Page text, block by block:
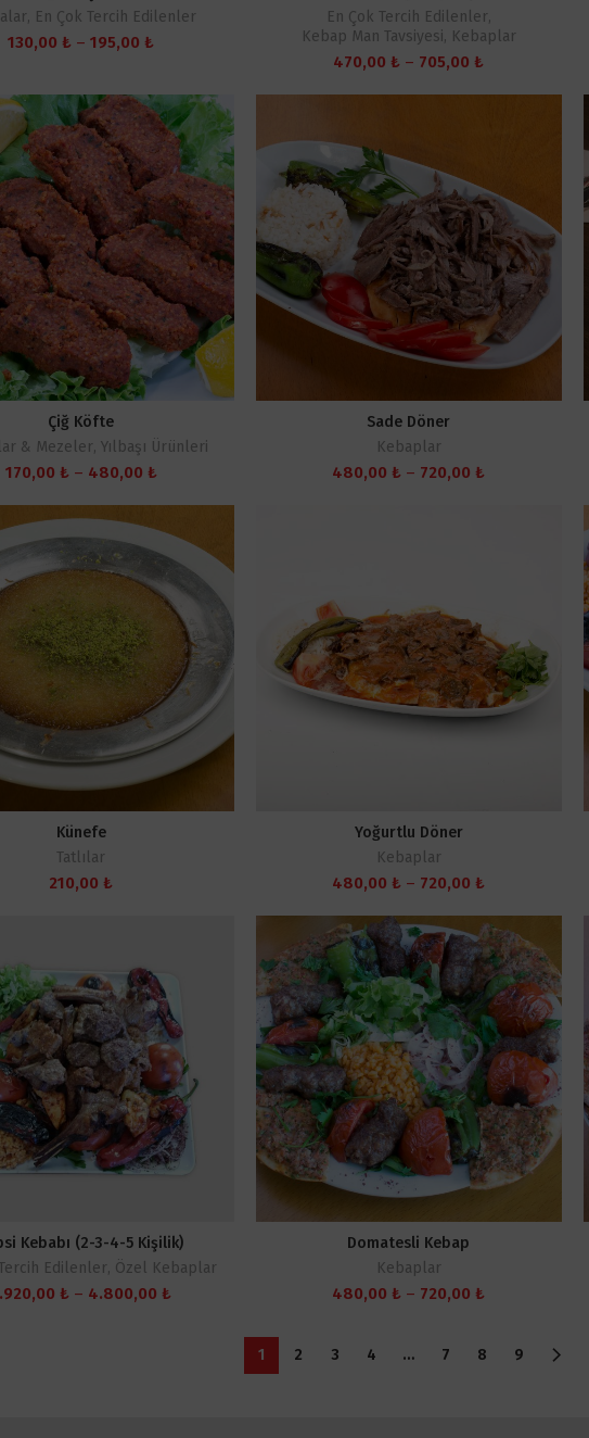
, En Çok Tercih Edilenler
130,00 ₺ –195,00 ₺Fiyat
-
195,00 ₺
En Çok Tercih Edilenler,
Kebap Man Tavsiyesi, Kebaplar
470,00 ₺ – 705,00 ₺Fiyat
Çiğ Köfte
& Mezeler, Yılbaşı Ürünleri
170,00 ₺ – 480,00 ₺Fiyat
-
480,00 ₺
Sade Döner
Kebaplar
480,00 ₺ – 720,00 ₺Fiyat
Künefe
Tatlılar
210,00 ₺
Yoğurtlu Döner
Kebaplar
480,00 ₺ – 720,00 ₺Fiyat
480,00 ₺
-
720,00 ₺
Kebabı (2-3-4-5 Kişilik)
Edilenler, Özel Kebaplar
₺ – 4.800,00 ₺Fiyat
Domatesli Kebap
Kebaplar
480,00 ₺ – 720,00 ₺Fiyat
-
1 2 3 4 … 7 8 9